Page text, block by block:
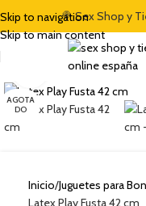
Skip to navigation
Skip to main content
🍭 Sex Shop y
AGOTA
DO
Clic para ampliar
Inicio Juguetes para
Latex Play Fusta 42 cm